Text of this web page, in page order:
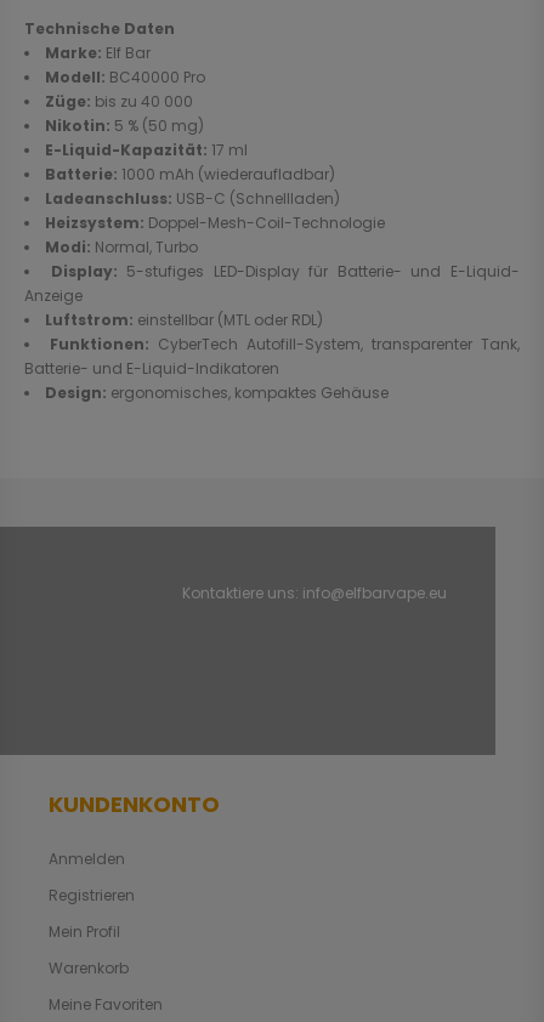
Technische Daten
Marke: Elf Bar
Modell: BC40000 Pro
Züge: bis zu 40 000
Nikotin: 5 % (50 mg)
E-Liquid-Kapazität: 17 ml
Batterie: 1000 mAh (wiederaufladbar)
Ladeanschluss: USB-C (Schnellladen)
Heizsystem: Doppel-Mesh-Coil-Technologie
Modi: Normal, Turbo
Display: 5-stufiges LED-Display für Batterie- und E-Liquid-
Anzeige
Luftstrom: einstellbar (MTL oder RDL)
Funktionen: CyberTech Autofill-System, transparenter Tank,
Batterie- und E-Liquid-Indikatoren
Design: ergonomisches, kompaktes Gehäuse
Kontaktiere uns: info@elfbarvape.eu
KUNDENKONTO
Anmelden
Registrieren
Mein Profil
Warenkorb
Meine Favoriten